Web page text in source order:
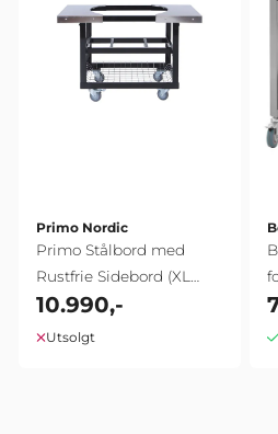
Primo Nordic
Primo Stålbord med
Rustfrie Sidebord (XL
400 & LG 300)
10.990,-
Utsolgt